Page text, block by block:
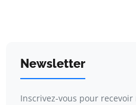
Newsletter
Inscrivez-vous pour